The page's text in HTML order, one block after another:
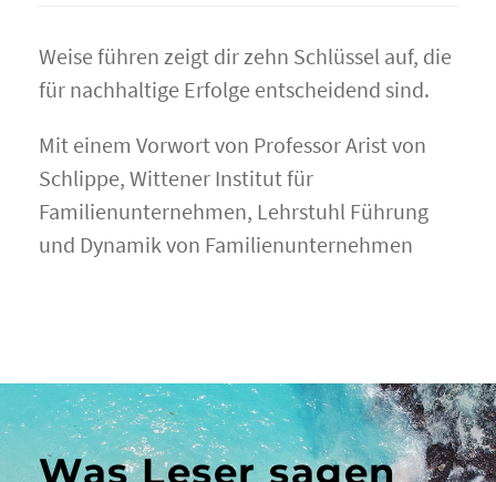
Weise führen zeigt dir zehn Schlüssel auf, die
für nachhaltige Erfolge entscheidend sind.
Mit einem Vorwort von Professor Arist von
Schlippe, Wittener Institut für
Familienunternehmen, Lehrstuhl Führung
und Dynamik von Familienunternehmen
Was Leser sagen